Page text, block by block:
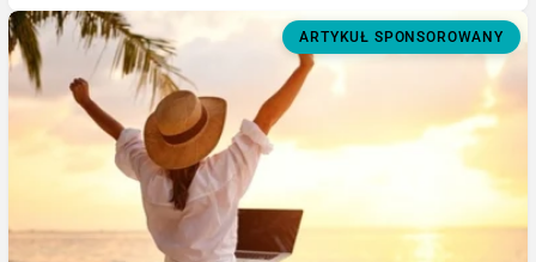
ARTYKUŁ SPONSOROWANY